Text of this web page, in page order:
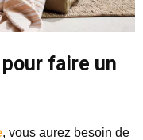
faire un
, vous aurez besoin de